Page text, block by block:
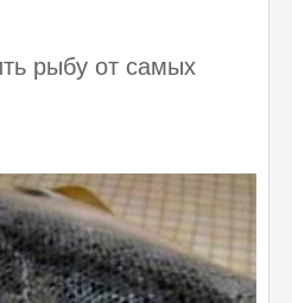
рыбу от самых